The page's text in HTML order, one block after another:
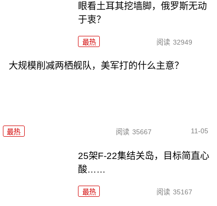
眼看土耳其挖墙脚，俄罗斯无动
于衷？
最热 阅读 32949
大规模削减两栖舰队，美军打的什么主意？
最热 阅读 35667 11-05
25架F-22集结关岛，目标简直心
酸……
最热 阅读 35167